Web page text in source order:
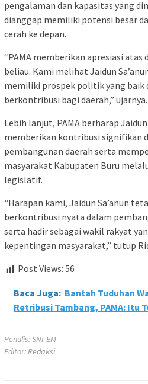
pengalaman dan kapasitas yang
dianggap memiliki potensi besar
cerah ke depan.
“PAMA memberikan apresiasi atas
beliau. Kami melihat Jaidun
memiliki prospek politik yang baik
berkontribusi bagi daerah,” ujarnya.
Lebih lanjut, PAMA berharap
memberikan kontribusi signifikan
pembangunan daerah serta
masyarakat Kabupaten Buru
legislatif.
“Harapan kami, Jaidun Sa’anun
berkontribusi nyata dalam
serta hadir sebagai wakil rakyat
kepentingan masyarakat,” tutup
Post Views: 56
Baca Juga: Bantah Tuduhan
Retribusi Tambang, PAMA: Itu
Penulis: SNI-EM
Editor: Redaksi